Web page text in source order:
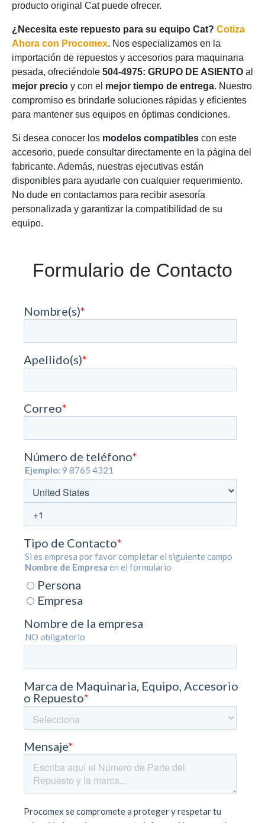
producto original Cat puede ofrecer.
¿Necesita este repuesto para su equipo Cat? Cotiza
Ahora con Procomex. Nos especializamos en la
importación de repuestos y accesorios para maquinaria
pesada, ofreciéndole 504-4975: GRUPO DE ASIENTO al
mejor precio y con el mejor tiempo de entrega. Nuestro
compromiso es brindarle soluciones rápidas y eficientes
para mantener sus equipos en óptimas condiciones.
Si desea conocer los modelos compatibles con este
accesorio, puede consultar directamente en la página del
fabricante. Además, nuestras ejecutivas están
disponibles para ayudarle con cualquier requerimiento.
No dude en contactarnos para recibir asesoría
personalizada y garantizar la compatibilidad de su
equipo.
Formulario de Contacto